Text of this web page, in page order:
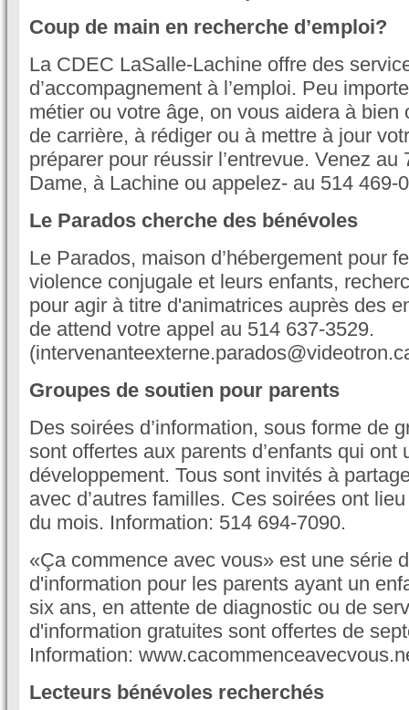
Coup de main en recherche d’emploi?
La CDEC LaSalle-Lachine offre des
d’accompagnement à l’emploi. Peu
métier ou votre âge, on vous aidera à bien
de carrière, à rédiger ou à mettre à jour
préparer pour réussir l’entrevue. Venez au
Dame, à Lachine ou appelez- au 514 469-
Le Parados cherche des bénévoles
Le Parados, maison d’hébergement pour
violence conjugale et leurs enfants,
pour agir à titre d'animatrices auprès des
de attend votre appel au 514 637-3529.
Groupes de soutien pour parents
Des soirées d’information, sous forme de
sont offertes aux parents d’enfants qui ont
développement. Tous sont invités à
avec d’autres familles. Ces soirées ont
du mois. Information: 514 694-7090.
«Ça commence avec vous» est une série
d'information pour les parents ayant un
six ans, en attente de diagnostic ou de
d'information gratuites sont offertes de
Information:
Lecteurs bénévoles recherchés